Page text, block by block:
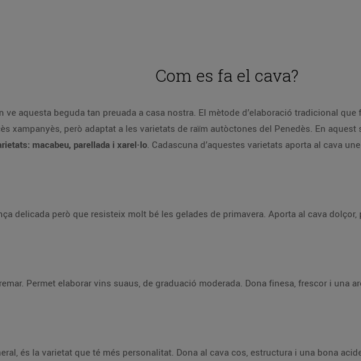
Com es fa el cava?
ve aquesta beguda tan preuada a casa nostra. El mètode d’elaboració tradicional
xampanyès, però adaptat a les varietats de raïm autòctones del Penedès. En
macabeu, parellada i xarel·lo. Cadascuna d’aquestes varietats aporta al cava
delicada però que resisteix molt bé les gelades de primavera. Aporta al cava
Permet elaborar vins suaus, de graduació moderada. Dona finesa, frescor i una
és la varietat que té més personalitat. Dona al cava cos, estructura i una bona